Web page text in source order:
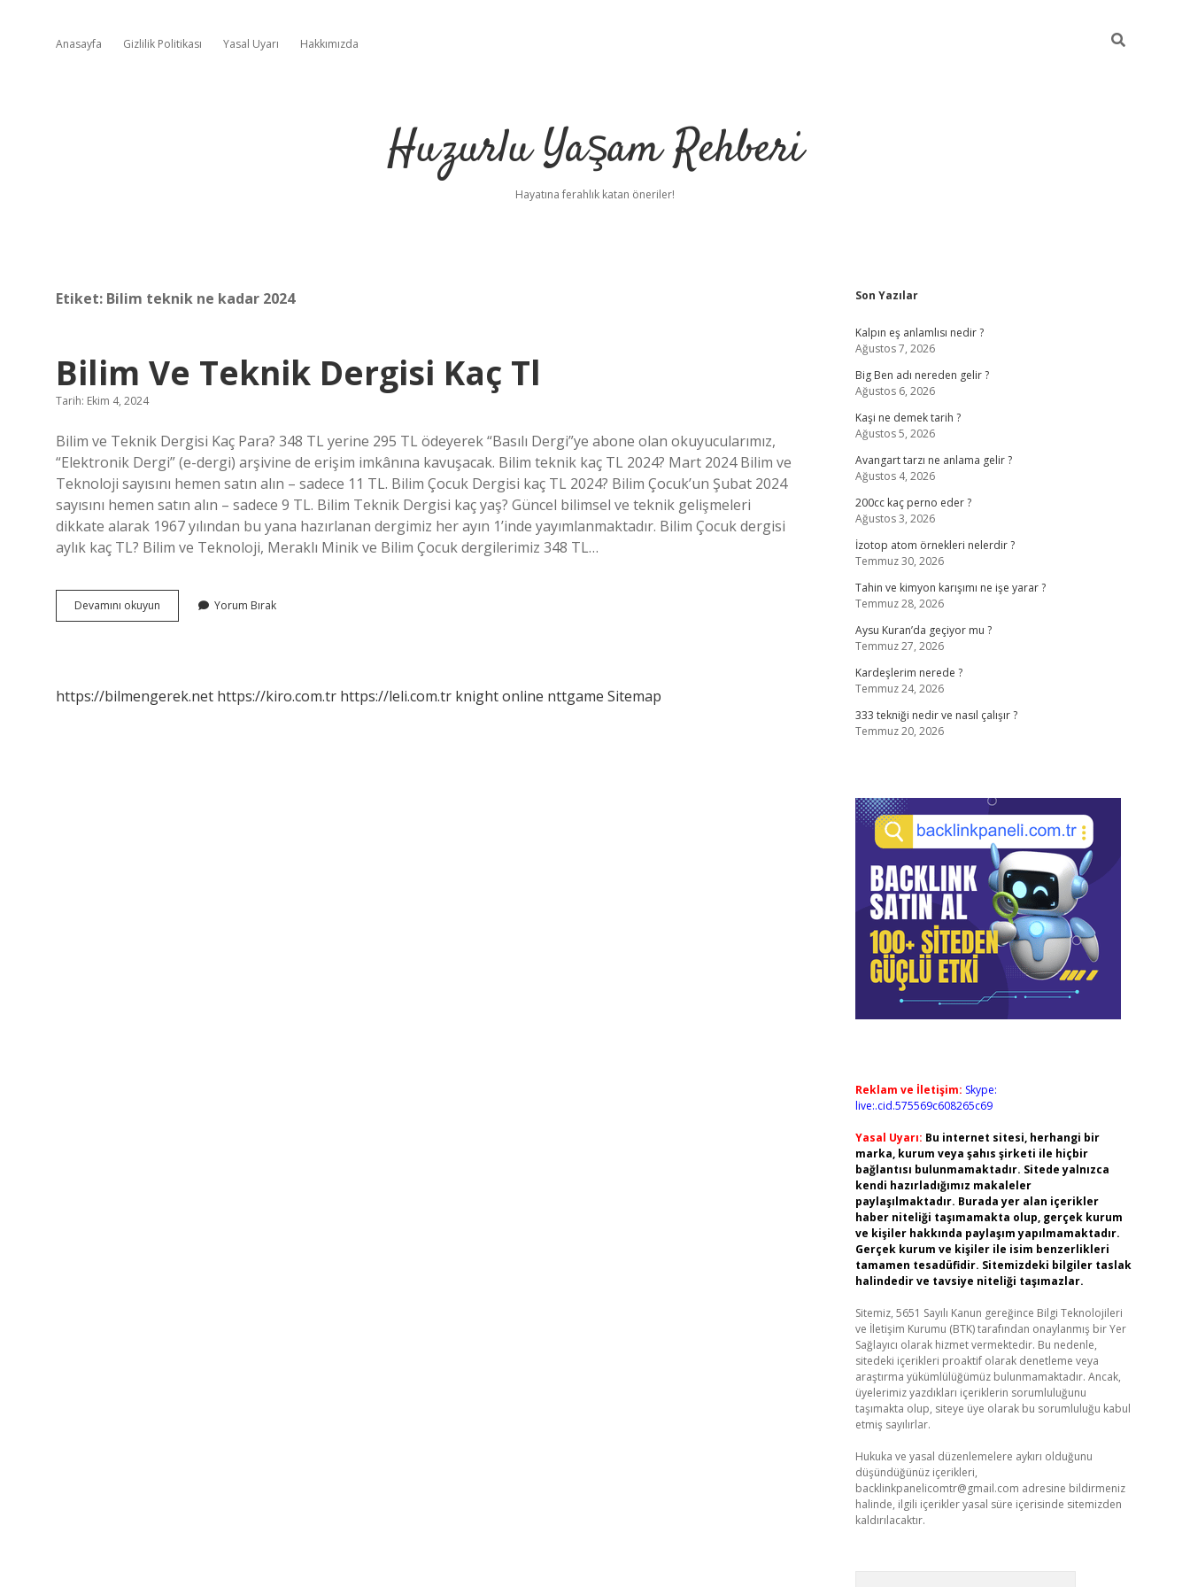
Anasayfa Gizlilik Politikası Yasal Uyarı Hakkımızda
Huzurlu Yaşam Rehberi
Hayatına ferahlık katan öneriler!
Etiket: Bilim teknik ne kadar 2024
Bilim Ve Teknik Dergisi Kaç Tl
Tarih: Ekim 4, 2024
Bilim ve Teknik Dergisi Kaç Para? 348 TL yerine 295 TL ödeyerek “Basılı Dergi”ye abone olan okuyucularımız,
“Elektronik Dergi” (e-dergi) arşivine de erişim imkânına kavuşacak. Bilim teknik kaç TL 2024? Mart 2024 Bilim ve
Teknoloji sayısını hemen satın alın – sadece 11 TL. Bilim Çocuk Dergisi kaç TL 2024? Bilim Çocuk’un Şubat 2024
sayısını hemen satın alın – sadece 9 TL. Bilim Teknik Dergisi kaç yaş? Güncel bilimsel ve teknik gelişmeleri
dikkate alarak 1967 yılından bu yana hazırlanan dergimiz her ayın 1’inde yayımlanmaktadır. Bilim Çocuk dergisi
aylık kaç TL? Bilim ve Teknoloji, Meraklı Minik ve Bilim Çocuk dergilerimiz 348 TL…
Devamını okuyun
Ve
Yorum Bırak
https://bilmengerek.net https://kiro.com.tr https://leli.com.tr knight online nttgame Sitemap
Sidebar
Son Yazılar
Kalpın eş anlamlısı nedir ?
Ağustos 7, 2026
Big Ben adı nereden gelir ?
Ağustos 6, 2026
Kaşi ne demek tarih ?
Ağustos 5, 2026
Avangart tarzı ne anlama gelir ?
Ağustos 4, 2026
200cc kaç perno eder ?
Ağustos 3, 2026
İzotop atom örnekleri nelerdir ?
Temmuz 30, 2026
Tahin ve kimyon karışımı ne işe yarar ?
Temmuz 28, 2026
Aysu Kuran’da geçiyor mu ?
Temmuz 27, 2026
Kardeşlerim nerede ?
Temmuz 24, 2026
333 tekniği nedir ve nasıl çalışır ?
Temmuz 20, 2026
Reklam ve İletişim: Skype:
live:.cid.575569c608265c69
Yasal Uyarı: Bu internet sitesi, herhangi bir
marka, kurum veya şahıs şirketi ile hiçbir
bağlantısı bulunmamaktadır. Sitede yalnızca
kendi hazırladığımız makaleler
paylaşılmaktadır. Burada yer alan içerikler
haber niteliği taşımamakta olup, gerçek kurum
ve kişiler hakkında paylaşım yapılmamaktadır.
Gerçek kurum ve kişiler ile isim benzerlikleri
tamamen tesadüfidir. Sitemizdeki bilgiler taslak
halindedir ve tavsiye niteliği taşımazlar.
Sitemiz, 5651 Sayılı Kanun gereğince Bilgi Teknolojileri
ve İletişim Kurumu (BTK) tarafından onaylanmış bir Yer
Sağlayıcı olarak hizmet vermektedir. Bu nedenle,
sitedeki içerikleri proaktif olarak denetleme veya
araştırma yükümlülüğümüz bulunmamaktadır. Ancak,
üyelerimiz yazdıkları içeriklerin sorumluluğunu
taşımakta olup, siteye üye olarak bu sorumluluğu kabul
etmiş sayılırlar.
Hukuka ve yasal düzenlemelere aykırı olduğunu
düşündüğünüz içerikleri,
backlinkpanelicomtr@gmail.com adresine bildirmeniz
halinde, ilgili içerikler yasal süre içerisinde sitemizden
kaldırılacaktır.